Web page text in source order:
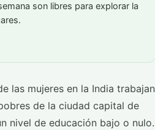
son libres para explorar la
las mujeres en la India trabajan
de la ciudad capital de
nivel de educación bajo o nulo.